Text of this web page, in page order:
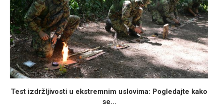
Test izdržljivosti u ekstremnim uslovima: Pogledajte kako
se...